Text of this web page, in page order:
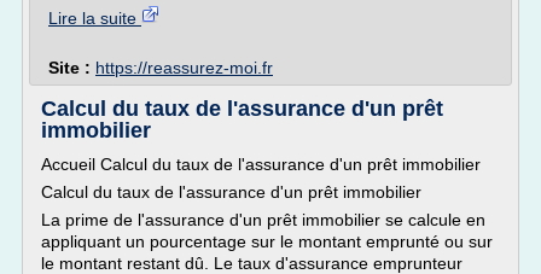
Lire la suite
Site : https://reassurez-moi.fr
Calcul du taux de l'assurance d'un prêt
immobilier
Accueil Calcul du taux de l'assurance d'un prêt immobilier
Calcul du taux de l'assurance d'un prêt immobilier
La prime de l'assurance d'un prêt immobilier se calcule en
appliquant un pourcentage sur le montant emprunté ou sur
le montant restant dû. Le taux d'assurance emprunteur